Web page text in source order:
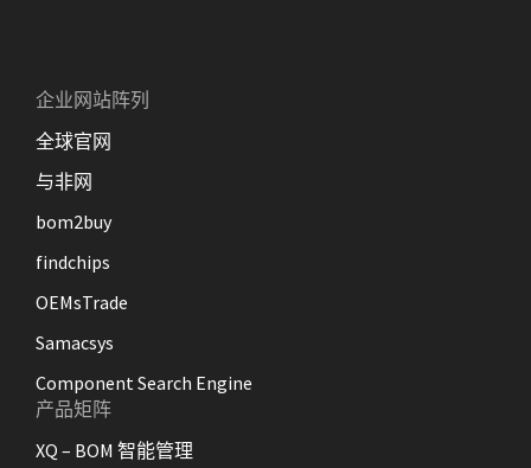
企业网站阵列
全球官网
与非网
bom2buy
findchips
OEMsTrade
Samacsys
Component Search Engine
产品矩阵
XQ – BOM 智能管理